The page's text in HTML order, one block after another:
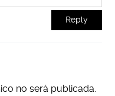
Reply
no será publicada.